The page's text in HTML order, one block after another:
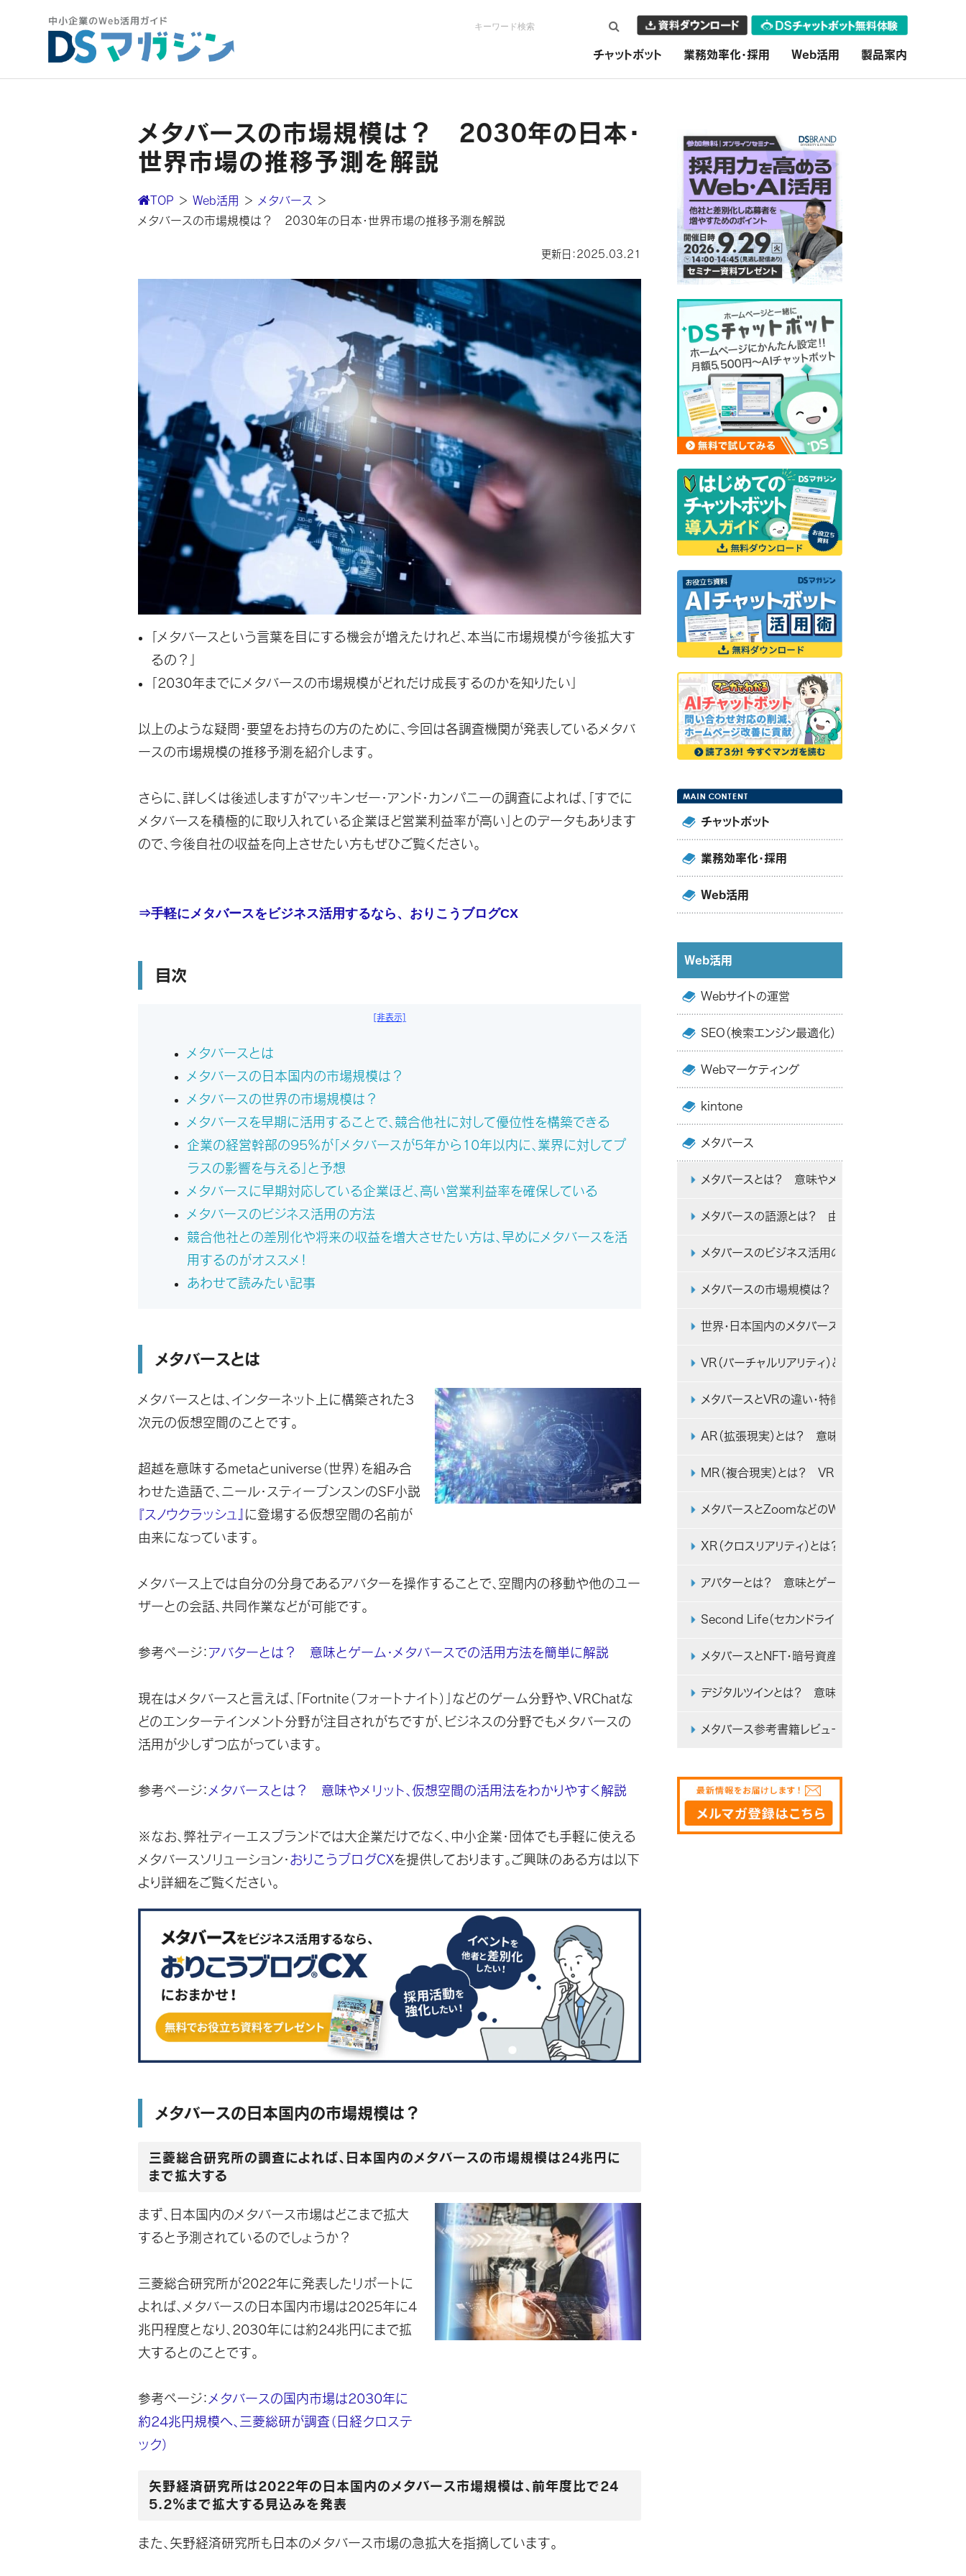
チャットボット 業務効率化・採用 Web活用 製品案内
検索
メタバースの市場規模は？ 2030年の日本・
世界市場の推移予測を解説
TOP ＞ Web活用 ＞ メタバース
＞
メタバースの市場規模は？ 2030年の日本・世界市場の推移予測を解説
更新日：2025.03.21
「メタバースという言葉を目にする機会が増えたけれど、本当に市場規模が今後拡大す
るの？」
「2030年までにメタバースの市場規模がどれだけ成長するのかを知りたい」
以上のような疑問・要望をお持ちの方のために、今回は各調査機関が発表しているメタバ
ースの市場規模の推移予測を紹介します。
さらに、詳しくは後述しますがマッキンゼー・アンド・カンパニーの調査によれば、「すでに
メタバースを積極的に取り入れている企業ほど営業利益率が高い」とのデータもあります
ので、今後自社の収益を向上させたい方もぜひご覧ください。
⇒手軽にメタバースをビジネス活用するなら、おりこうブログCX
目次
[非表示]
メタバースとは
メタバースの日本国内の市場規模は？
メタバースの世界の市場規模は？
メタバースを早期に活用することで、競合他社に対して優位性を構築できる
企業の経営幹部の95％が「メタバースが5年から10年以内に、業界に対してプ
ラスの影響を与える」と予想
メタバースに早期対応している企業ほど、高い営業利益率を確保している
メタバースのビジネス活用の方法
競合他社との差別化や将来の収益を増大させたい方は、早めにメタバースを活
用するのがオススメ！
あわせて読みたい記事
メタバースとは
メタバースとは、インターネット上に構築された3
次元の仮想空間のことです。
超越を意味するmetaとuniverse（世界）を組み合
わせた造語で、ニール・スティーブンスンのSF小説
『スノウクラッシュ』
に登場する仮想空間の名前が
由来になっています。
メタバース上では自分の分身であるアバターを操作することで、空間内の移動や他のユー
ザーとの会話、共同作業などが可能です。
参考ページ： アバターとは？ 意味とゲーム・メタバースでの活用方法を簡単に解説
現在はメタバースと言えば、「Fortnite（フォートナイト）」などのゲーム分野や、VRChatな
どのエンターテインメント分野が注目されがちですが、ビジネスの分野でもメタバースの
活用が少しずつ広がっています。
参考ページ： メタバースとは？ 意味やメリット、仮想空間の活用法をわかりやすく解説
※なお、弊社ディーエスブランドでは大企業だけでなく、中小企業・団体でも手軽に使える
メタバースソリューション・ おりこうブログCXを提供しております。ご興味のある方は以下
より詳細をご覧ください。
メタバースの日本国内の市場規模は？
三菱総合研究所の調査によれば、日本国内のメタバースの市場規模は24兆円に
まで拡大する
まず、日本国内のメタバース市場はどこまで拡大
すると予測されているのでしょうか？
三菱総合研究所が2022年に発表したリポートに
よれば、 メタバースの日本国内市場は2025年に4
兆円程度となり、2030年には約24兆円にまで拡
大するとのことです。
参考ページ： メタバースの国内市場は2030年に
約24兆円規模へ、三菱総研が調査（日経クロステ
ック）
矢野経済研究所は2022年の日本国内のメタバース市場規模は、前年度比で24
5.2％まで拡大する見込みを発表
また、矢野経済研究所も日本のメタバース市場の急拡大を指摘しています。
チャットボット
業務効率化・採用
Web活用
Web活用
Webサイトの運営
SEO（検索エンジン最適化）
Webマーケティング
kintone
メタバース
メタバースとは？ 意味やメリット、仮想空間の活用法
メタバースの語源とは？ 由来と活用例を簡単に解説
メタバースのビジネス活用のメリットと方法・事例を
メタバースの市場規模は？ 2030年の日本・世界市
世界・日本国内のメタバース開発・制作・関連企業の
VR（バーチャルリアリティ）とは？ 意味や仕組み、ビ
メタバースとVRの違い・特徴・メリット・ビジネスでの
AR（拡張現実）とは？ 意味やVRとの違い、ビジネス
MR（複合現実）とは？ VR・ARとの違いやビジネス
メタバースとZoomなどのWeb会議システムの違いとメ
XR（クロスリアリティ）とは？ VR・AR・MRとの違い
アバターとは？ 意味とゲーム・メタバースでの活用
Second Life（セカンドライフ）とは？ メタバースと
メタバースとNFT・暗号資産（仮想通貨）・Web3の関
デジタルツインとは？ 意味やメタバースとの違いを
メタバース参考書籍レビュー